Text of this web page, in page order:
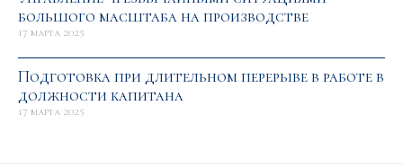
большого масштаба на производстве
17 марта 2025
Подготовка при длительном перерыве в работе в
должности капитана
17 марта 2025